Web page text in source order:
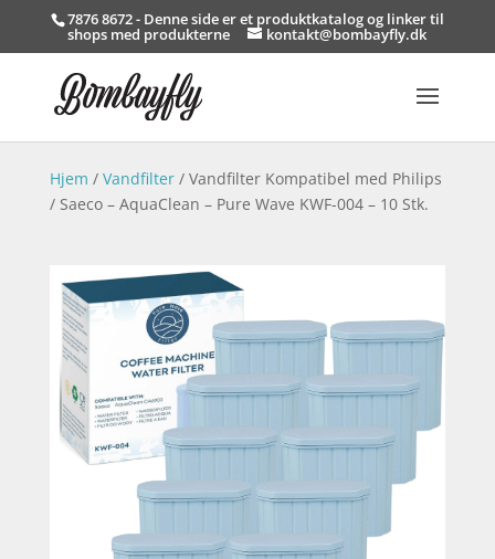
7876 8672 - Denne side er et produktkatalog og linker til
shops med produkterne kontakt@bombayfly.dk
Hjem / Vandfilter/ Vandfilter Kompatibel med Philips
/ Saeco – AquaClean – Pure Wave KWF-004 – 10 Stk.